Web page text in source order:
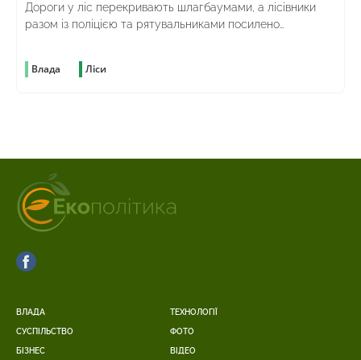
Дороги у ліс перекривають шлагбаумами, а лісівники
разом із поліцією та рятувальниками посилено
Влада Ліси
ВЛАДА
СУСПІЛЬСТВО
БІЗНЕС
ТЕХНОЛОГІЇ
ФОТО
ВІДЕО